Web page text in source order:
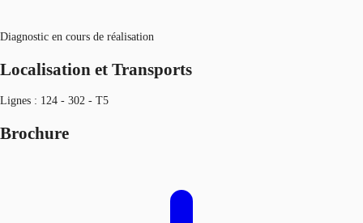
Diagnostic en cours de réalisation
Localisation et Transports
Lignes : 124 - 302 - T5
Brochure